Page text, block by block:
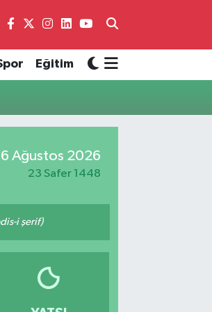
Eğitim
6 Ağustos 2026
23 Safer 1448
i şerif)